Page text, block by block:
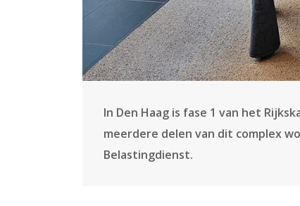
In Den Haag is fase 1 van het
meerdere delen van dit complex
Belastingdienst.